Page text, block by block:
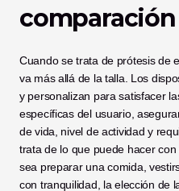
comparación
Cuando se trata de prótesis de
va más allá de la talla. Los
y personalizan para satisfacer
específicas del usuario,
de vida, nivel de actividad y
trata de lo que puede hacer
sea preparar una comida,
con tranquilidad, la elección de